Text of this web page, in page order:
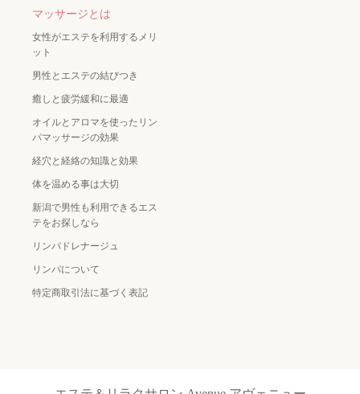
マッサージとは
女性がエステを利用するメリ
ット
男性とエステの結びつき
癒しと疲労緩和に最適
オイルとアロマを使ったリン
パマッサージの効果
経穴と経絡の知識と効果
体を温める事は大切
新潟で男性も利用できるエス
テをお探しなら
リンパドレナージュ
リンパについて
特定商取引法に基づく表記